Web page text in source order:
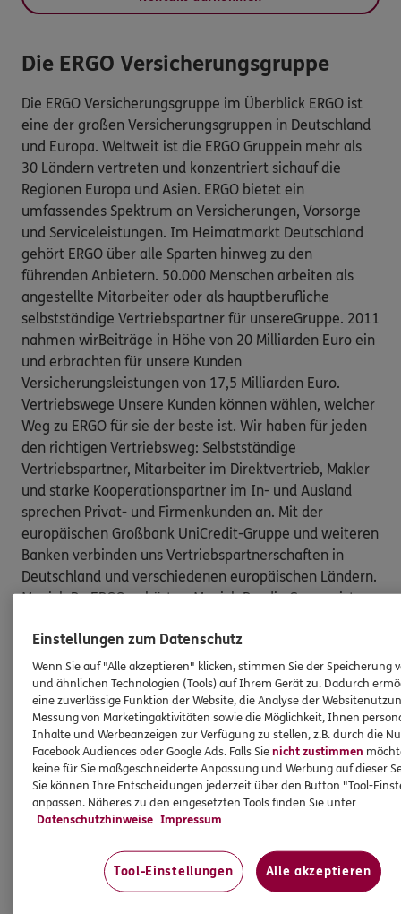
Die ERGO Versicherungsgruppe
Die ERGO Versicherungsgruppe im Überblick ERGO ist
eine der großen Versicherungsgruppen in Deutschland
und Europa. Weltweit ist die ERGO Gruppein mehr als
30 Ländern vertreten und konzentriert sichauf die
Regionen Europa und Asien. ERGO bietet ein
umfassendes Spektrum an Versicherungen, Vorsorge
und Serviceleistungen. Im Heimatmarkt Deutschland
gehört ERGO über alle Sparten hinweg zu den
führenden Anbietern. 50.000 Menschen arbeiten als
angestellte Mitarbeiter oder als hauptberufliche
selbstständige Vertriebspartner für unsereGruppe. 2011
nahmen wirBeiträge in Höhe von 20 Milliarden Euro ein
und erbrachten für unsere Kunden
Versicherungsleistungen von 17,5 Milliarden Euro.
Vertriebswege Unsere Kunden können wählen, welcher
Weg zu ERGO für sie der beste ist. Wir haben für jeden
den richtigen Vertriebsweg: Selbstständige
Vertriebspartner, Mitarbeiter im Direktvertrieb, Makler
und starke Kooperationspartner im In- und Ausland
sprechen Privat- und Firmenkunden an. Mit der
europäischen Großbank UniCredit-Gruppe und weiteren
Banken verbinden uns Vertriebspartnerschaften in
Deutschland und verschiedenen europäischen Ländern.
Munich Re ERGO gehört zu Munich Re; die Gruppe ist
Risikoträger. Innerhalb der Gruppe ist ERGO der
Spezialist fur die Erstversicherung, also für die direkte
Versicherung von Privat- und Firmenkunden im In- und
Ausland. Die Kapitalanlagen der Gruppe von 202
MilliardenEuro – von denen 117Milliarden Euro auf
ERGO entfallen – betreut ganz überwiegend der
gemeinsame Vermögensmanager und Fondsanbieter
MEAG.
Einstellungen zum Datenschutz
Wenn Sie auf "Alle akzeptieren" klicken, stimmen Sie der Speicherung
und ähnlichen Technologien (Tools) auf Ihrem Gerät zu. Dadurch
eine zuverlässige Funktion der Website, die Analyse der
Messung von Marketingaktivitäten sowie die Möglichkeit, Ihnen
Inhalte und Werbeanzeigen zur Verfügung zu stellen, z.B. durch die
Facebook Audiences oder Google Ads. Falls Sienicht zustimmen
keine für Sie maßgeschneiderte Anpassung und Werbung auf dieser
Sie können Ihre Entscheidungen jederzeit über den Button "Tool-
anpassen. Näheres zu den eingesetzten Tools finden Sie unter
Datenschutzhinweise Impressum
Tool-Einstellungen Alle akzeptieren